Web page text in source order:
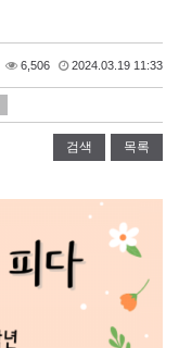
6,506 2024.03.19 11:33
검색 목록